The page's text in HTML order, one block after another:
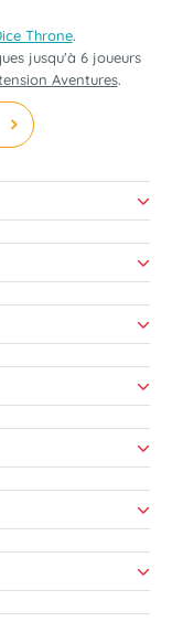
Throne.
jusqu'à 6 joueurs
Aventures.